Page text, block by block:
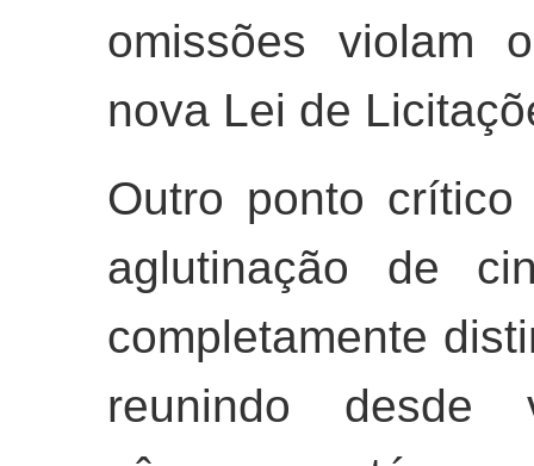
omissões violam
nova Lei de
Outro ponto
aglutinação de
completamente
reunindo desde